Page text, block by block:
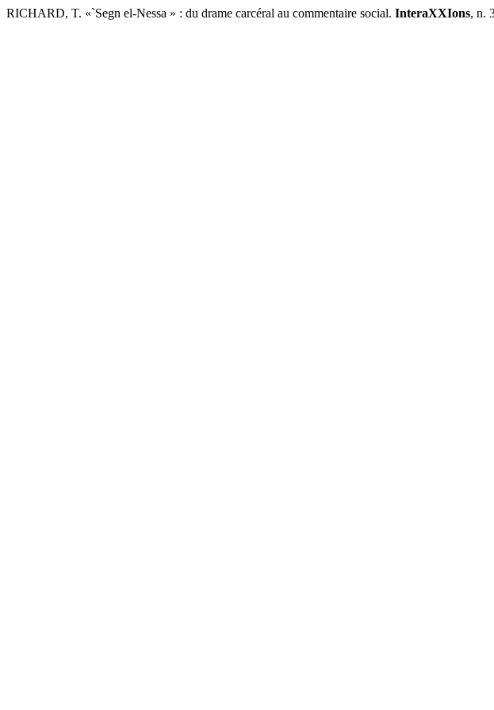
RICHARD, T. «`Segn el-Nessa » : du drame carcéral au commentaire social. InteraXXIons, n.